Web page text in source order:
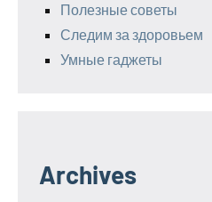
Полезные советы
Следим за здоровьем
Умные гаджеты
Archives